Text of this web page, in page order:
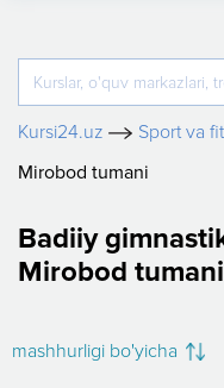
Kursi24.uz Sport va
Mirobod tumani
Badiiy
Mirobod
mashhurligi bo'yicha